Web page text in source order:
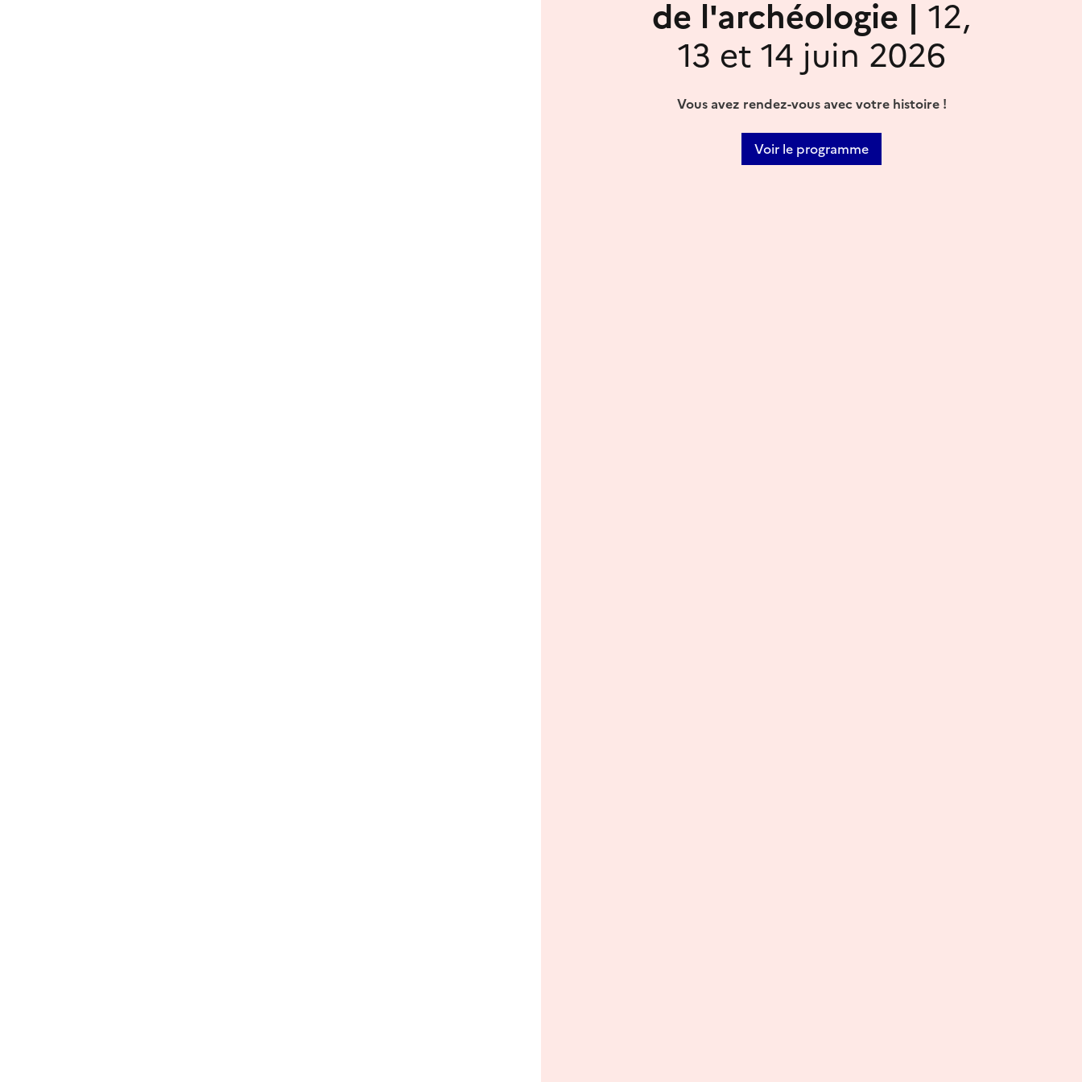
de l'archéologie | 12,
13 et 14 juin 2026
Vous avez rendez-vous avec votre histoire !
Voir le programme